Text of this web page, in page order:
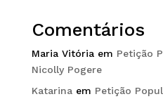
Comentários
Maria Vitóriaem Petição
Nicolly Pogere
Katarinaem Petição